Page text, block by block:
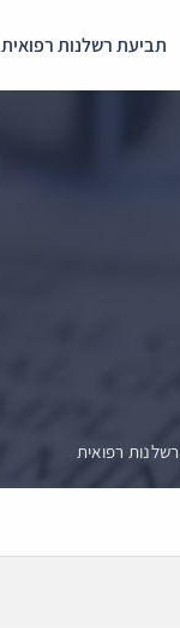
תביעת רשלנות רפואית
רפואית